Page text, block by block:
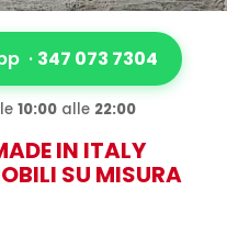
· 347 073 7304
10:00alle 22:00
IN ITALY
SU MISURA